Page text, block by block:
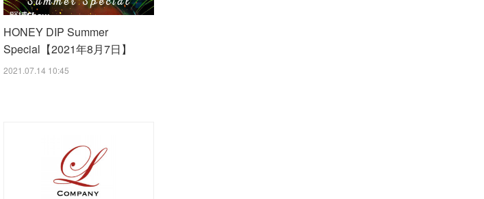
HONEY DIP Summer
Special【2021年8月7日】
2021.07.14 10:45